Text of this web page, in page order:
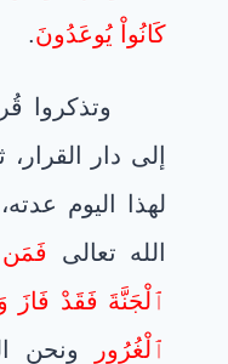
كَانُواْ يُوعَدُونَ.
وتذكروا
إلى دار
لهذا اليوم
الله تعالى
ٱلْجَنَّةَ فَقَدْ فَازَ
ٱلْغُرُورِ
ونحن